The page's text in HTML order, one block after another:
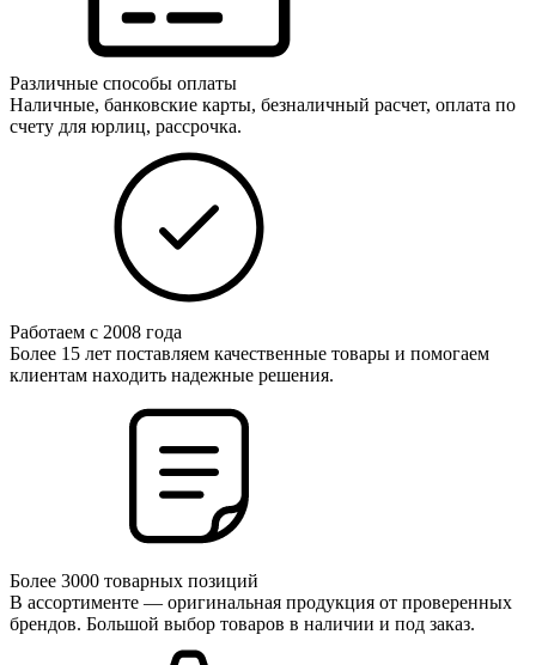
Различные способы оплаты
Наличные, банковские карты, безналичный расчет, оплата по
счету для юрлиц, рассрочка.
Работаем с 2008 года
Более 15 лет поставляем качественные товары и помогаем
клиентам находить надежные решения.
Более 3000 товарных позиций
В ассортименте — оригинальная продукция от проверенных
брендов. Большой выбор товаров в наличии и под заказ.